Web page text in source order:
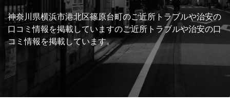
神奈川県横浜市港北区篠原台町のご近所トラブルや治安の
口コミ情報を掲載していますのご近所トラブルや治安の口
コミ情報を掲載しています。